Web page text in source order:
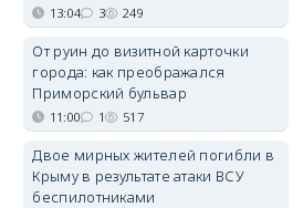
13:04 3 249
От руин до визитной карточки
города: как преображался
Приморский бульвар
11:00 1 517
Двое мирных жителей погибли в
Крыму в результате атаки ВСУ
беспилотниками